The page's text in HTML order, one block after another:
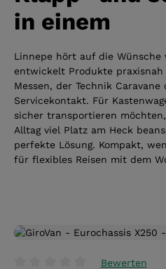
in einem
Linnepe hört auf die Wünsche
entwickelt Produkte
Messen, der Technik
Servicekontakt. Für
sicher transportieren
Alltag viel Platz am Heck
perfekte Lösung. Kompakt,
für flexibles Reisen mit dem
Bildergalerie überspringen
Bewerten